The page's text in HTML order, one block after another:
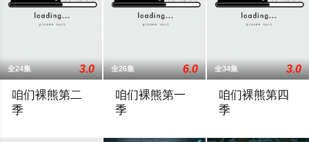
全24集 3.0
咱们裸熊第二
季
全26集 6.0
咱们裸熊第一
季
全34集 3.0
咱们裸熊第四
季